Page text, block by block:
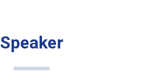
Speaker